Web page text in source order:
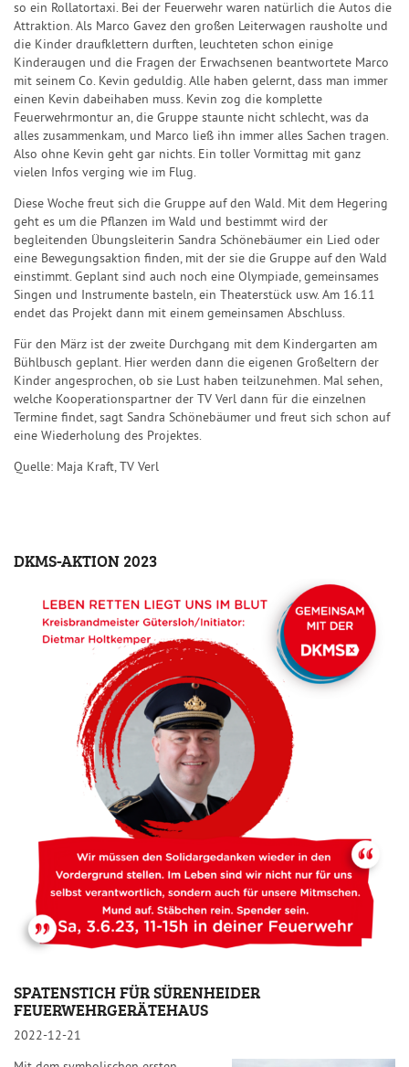
so ein Rollatortaxi. Bei der Feuerwehr waren natürlich die Autos die
Attraktion. Als Marco Gavez den großen Leiterwagen rausholte und
die Kinder draufklettern durften, leuchteten schon einige
Kinderaugen und die Fragen der Erwachsenen beantwortete Marco
mit seinem Co. Kevin geduldig. Alle haben gelernt, dass man immer
einen Kevin dabeihaben muss. Kevin zog die komplette
Feuerwehrmontur an, die Gruppe staunte nicht schlecht, was da
alles zusammenkam, und Marco ließ ihn immer alles Sachen tragen.
Also ohne Kevin geht gar nichts. Ein toller Vormittag mit ganz
vielen Infos verging wie im Flug.
Diese Woche freut sich die Gruppe auf den Wald. Mit dem Hegering
geht es um die Pflanzen im Wald und bestimmt wird der
begleitenden Übungsleiterin Sandra Schönebäumer ein Lied oder
eine Bewegungsaktion finden, mit der sie die Gruppe auf den Wald
einstimmt. Geplant sind auch noch eine Olympiade, gemeinsames
Singen und Instrumente basteln, ein Theaterstück usw. Am 16.11
endet das Projekt dann mit einem gemeinsamen Abschluss.
Für den März ist der zweite Durchgang mit dem Kindergarten am
Bühlbusch geplant. Hier werden dann die eigenen Großeltern der
Kinder angesprochen, ob sie Lust haben teilzunehmen. Mal sehen,
welche Kooperationspartner der TV Verl dann für die einzelnen
Termine findet, sagt Sandra Schönebäumer und freut sich schon auf
eine Wiederholung des Projektes.
Quelle: Maja Kraft, TV Verl
DKMS-AKTION 2023
SPATENSTICH FÜR SÜRENHEIDER
FEUERWEHRGERÄTEHAUS
2022-12-21